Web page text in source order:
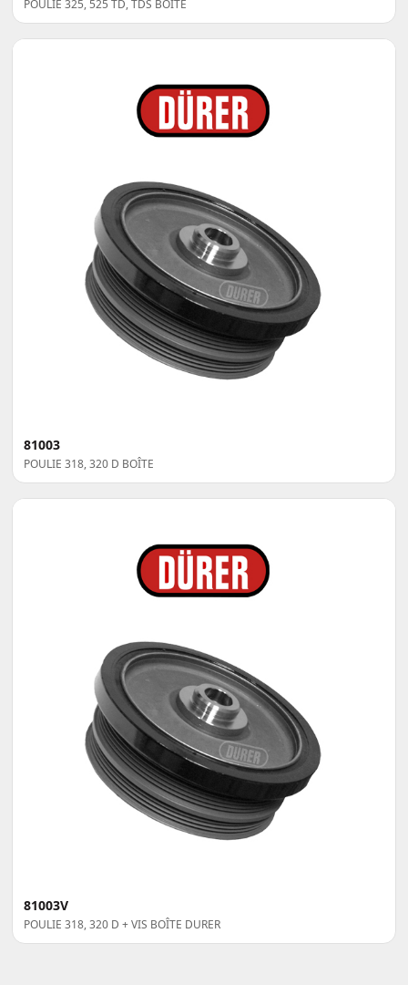
POULIE 325, 525 TD, TDS BOÎTE
81003
POULIE 318, 320 D BOÎTE
81003V
POULIE 318, 320 D + VIS BOÎTE DURER